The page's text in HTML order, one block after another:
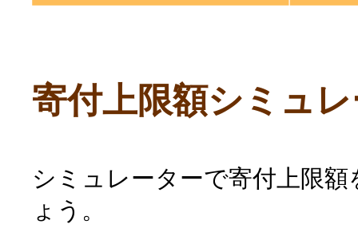
寄付上限額シミュ
シミュレーターで寄付上限
ょう。